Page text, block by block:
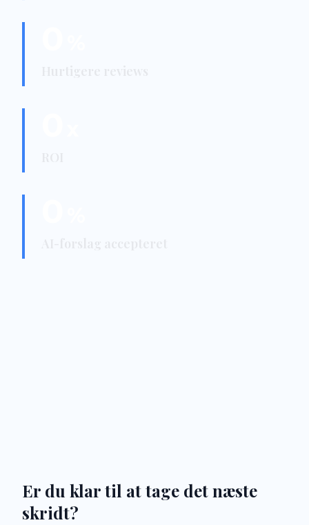
Er du klar til at tage det næste
skridt?